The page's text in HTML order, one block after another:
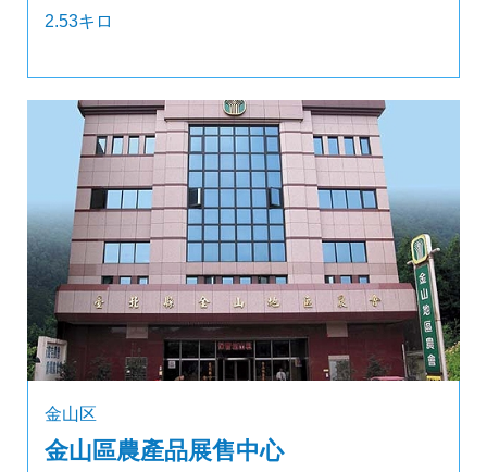
2.53キロ
金山区
金山區農產品展售中心